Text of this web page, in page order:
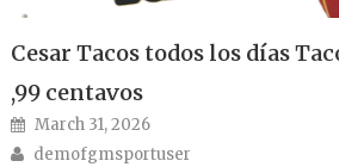
Cesar Tacos todos los días
,99 centavos
Posted on
March 31, 2026
Author
demofgmsportuser